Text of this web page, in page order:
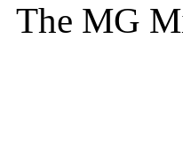
The MG